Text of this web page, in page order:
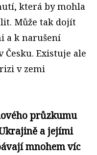
která by mohla
Může tak dojít
a k narušení
Existuje ale
v zemi
průzkumu
a jejími
mnohem víc